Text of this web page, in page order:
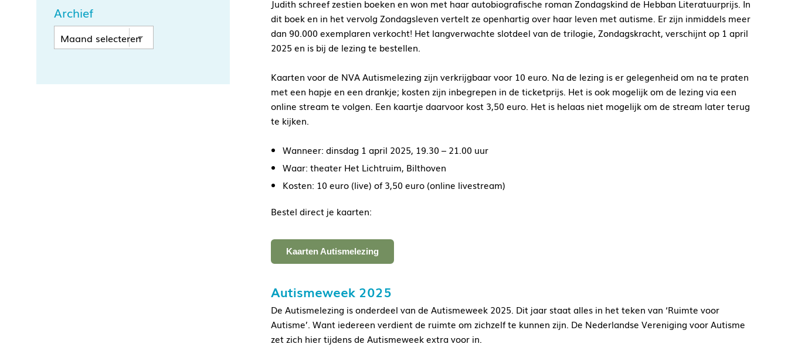
Archief
Judith schreef zestien boeken en won met haar autobiografische roman Zondagskind de Hebban Literatuurprijs. In
dit boek en in het vervolg Zondagsleven vertelt ze openhartig over haar leven met autisme. Er zijn inmiddels meer
dan 90.000 exemplaren verkocht! Het langverwachte slotdeel van de trilogie, Zondagskracht, verschijnt op 1 april
2025 en is bij de lezing te bestellen.
Kaarten voor de NVA Autismelezing zijn verkrijgbaar voor 10 euro. Na de lezing is er gelegenheid om na te praten
met een hapje en een drankje; kosten zijn inbegrepen in de ticketprijs. Het is ook mogelijk om de lezing via een
online stream te volgen. Een kaartje daarvoor kost 3,50 euro. Het is helaas niet mogelijk om de stream later terug
te kijken.
Wanneer: dinsdag 1 april 2025, 19.30 – 21.00 uur
Waar: theater Het Lichtruim, Bilthoven
Kosten: 10 euro (live) of 3,50 euro (online livestream)
Bestel direct je kaarten:
Kaarten Autismelezing
Autismeweek 2025
De Autismelezing is onderdeel van de Autismeweek 2025. Dit jaar staat alles in het teken van ‘Ruimte voor
Autisme’. Want iedereen verdient de ruimte om zichzelf te kunnen zijn. De Nederlandse Vereniging voor Autisme
zet zich hier tijdens de Autismeweek extra voor in.